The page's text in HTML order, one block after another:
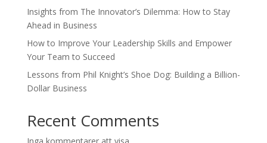
Insights from The Innovator’s Dilemma: How to Stay
Ahead in Business
How to Improve Your Leadership Skills and Empower
Your Team to Succeed
Lessons from Phil Knight’s Shoe Dog: Building a Billion-
Dollar Business
Recent Comments